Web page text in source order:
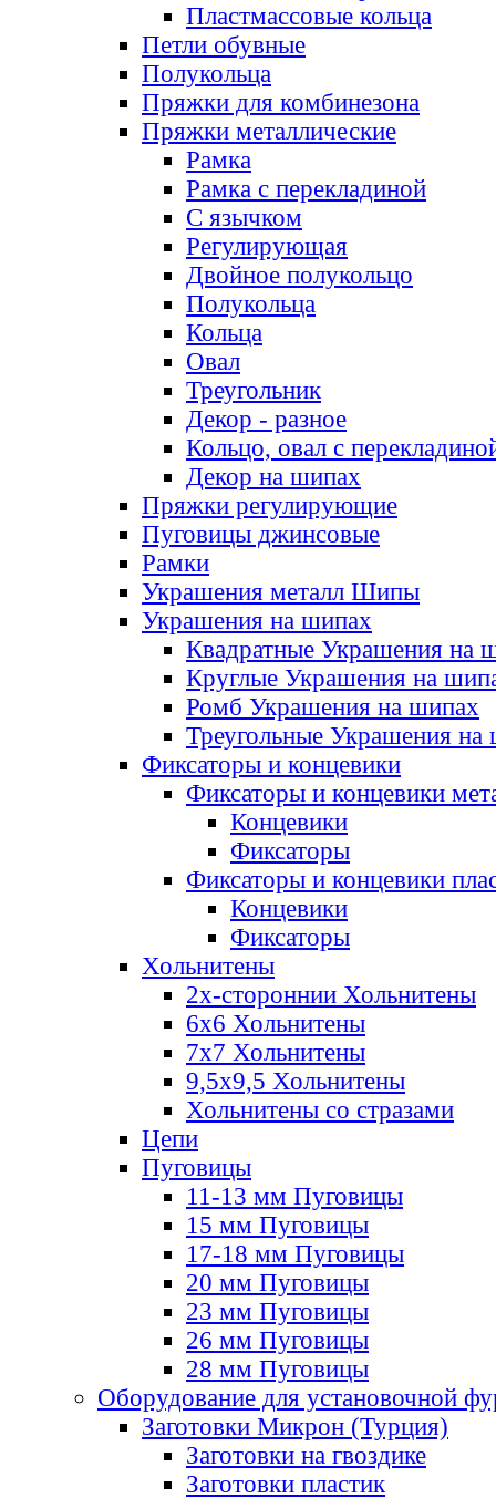
Пластмассовые кольца
Петли обувные
Полукольца
Пряжки для комбинезона
Пряжки металлические
Рамка
Рамка с перекладиной
С язычком
Регулирующая
Двойное полукольцо
Полукольца
Кольца
Овал
Треугольник
Декор - разное
Кольцо, овал с
Декор на шипах
Пряжки регулирующие
Пуговицы джинсовые
Рамки
Украшения металл Шипы
Украшения на шипах
Квадратные Украшения на
Круглые Украшения на
Ромб Украшения на шипах
Треугольные Украшения на
Фиксаторы и концевики
Фиксаторы и концевики
Концевики
Фиксаторы
Фиксаторы и концевики
Концевики
Фиксаторы
Хольнитены
2х-стороннии Хольнитены
6х6 Хольнитены
7х7 Хольнитены
9,5х9,5 Хольнитены
Хольнитены со стразами
Цепи
Пуговицы
11-13 мм Пуговицы
15 мм Пуговицы
17-18 мм Пуговицы
20 мм Пуговицы
23 мм Пуговицы
26 мм Пуговицы
28 мм Пуговицы
Оборудование для установочной
Заготовки Микрон (Турция)
Заготовки на гвоздике
Заготовки пластик